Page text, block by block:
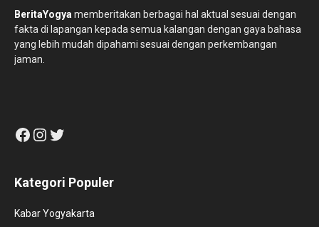
BeritaYogya memberitakan berbagai hal aktual sesuai dengan
fakta di lapangan kepada semua kalangan dengan gaya bahasa
yang lebih mudah dipahami sesuai dengan perkembangan
jaman.
Facebook
Instagram
Twitter
Kategori Populer
Kabar Yogyakarta